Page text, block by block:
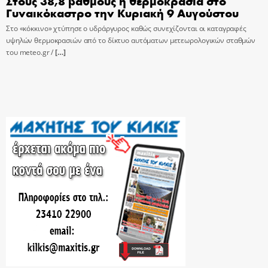
Γυναικόκαστρο την Κυριακή 9 Αυγούστου
Στο «κόκκινο» χτύπησε ο υδράργυρος καθώς συνεχίζονται οι καταγραφές
υψηλών θερμοκρασιών από το δίκτυο αυτόματων μετεωρολογικών σταθμών
του meteo.gr /[…]